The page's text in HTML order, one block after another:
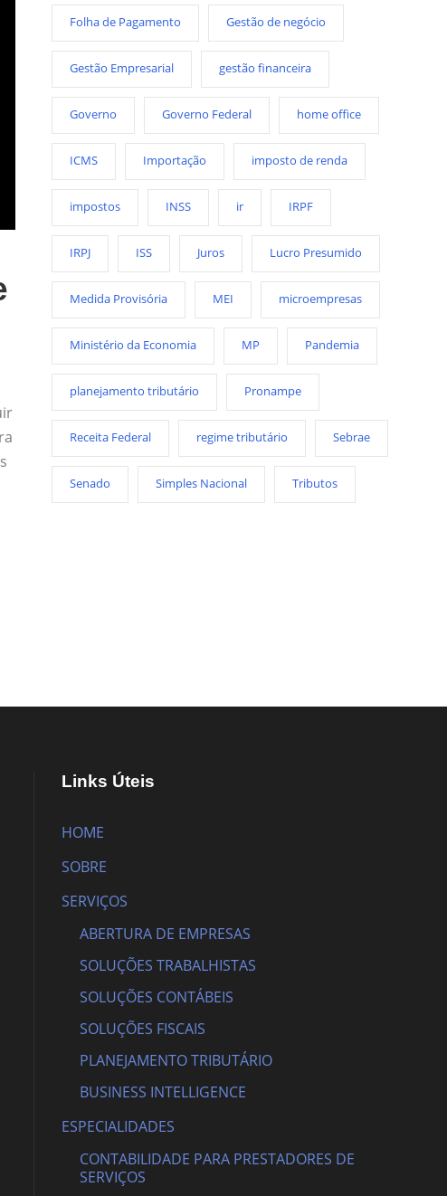
Folha de Pagamento Gestão de negócio
Gestão Empresarial gestão financeira
Governo Governo Federal home office
ICMS Importação imposto de renda
impostos INSS ir IRPF
IRPJ ISS Juros Lucro Presumido
Medida Provisória MEI microempresas
Ministério da Economia MP Pandemia
planejamento tributário Pronampe
Receita Federal regime tributário Sebrae
Senado Simples Nacional Tributos
Links Úteis
HOME
SOBRE
SERVIÇOS
ABERTURA DE EMPRESAS
SOLUÇÕES TRABALHISTAS
SOLUÇÕES CONTÁBEIS
SOLUÇÕES FISCAIS
PLANEJAMENTO TRIBUTÁRIO
BUSINESS INTELLIGENCE
ESPECIALIDADES
CONTABILIDADE PARA PRESTADORES DE
SERVIÇOS